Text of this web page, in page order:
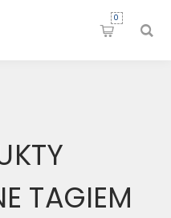
0
TAGIEM